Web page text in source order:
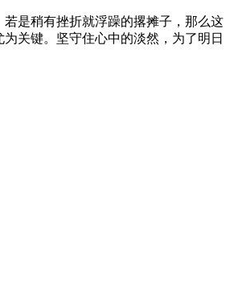
是稍有挫折就浮躁的撂摊子，那么这
关键。坚守住心中的淡然，为了明日